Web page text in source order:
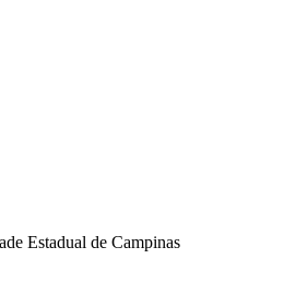
Estadual de Campinas